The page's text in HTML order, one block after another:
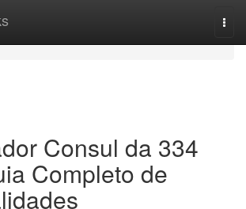
Consul da 334
Completo de